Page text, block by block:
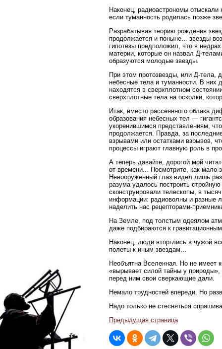
Наконец, радиоастрономы
если туманность родилась позже
Разрабатывая теорию рождения
продолжается и поныне... звезды
гипотезы предположил, что в
материи, которые он назвал Д-
образуются молодые звезды.
При этом протозвезды, или Д-тела,
небесные тела и туманности. В них
находятся в сверхплотном
сверхплотные тела на осколки,
Итак, вместо рассеянного облака
образования небесных тел —
укоренившимся представлениям,
продолжается. Правда, за
взрывами или остатками взрывов,
процессы играют главную роль в
А теперь давайте, дорогой мой
от времени... Посмотрите, как мало
Невооруженный глаз видел лишь
разума удалось построить
сконструировали телескопы, в
информации: радиоволны и разные
наделить нас рецепторами-
На Земле, под толстым одеялом
даже подбираются к
Наконец, люди вторглись в чужой
полеты к иным звездам...
Необъятна Вселенная. Но не имеет
«вырывает силой тайны у природы»,
перед ним свои сверкающие дали.
Немало трудностей впереди. Но
Надо только не стесняться
Предыдущая страница